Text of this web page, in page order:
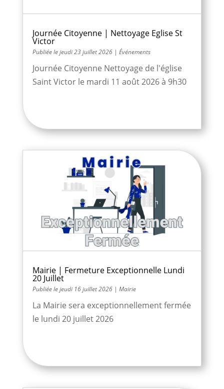
Journée Citoyenne | Nettoyage Eglise St
Victor
jeudi 23 juillet 2026| Événements
Journée Citoyenne Nettoyage de l'église
Saint Victor le mardi 11 août 2026 à 9h30
Mairie | Fermeture Exceptionnelle Lundi
20 Juillet
jeudi 16 juillet 2026| Mairie
La Mairie sera exceptionnellement fermée
le lundi 20 juillet 2026